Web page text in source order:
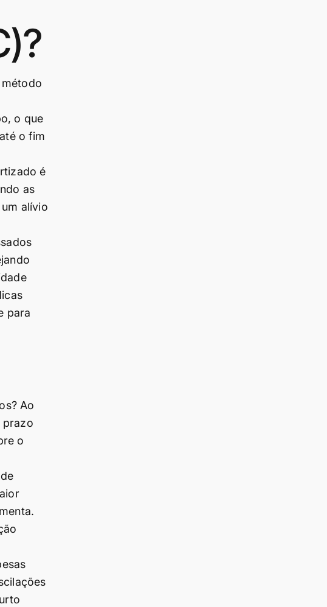
o que
o fim
é
as
alívio
para
Ao
prazo
o